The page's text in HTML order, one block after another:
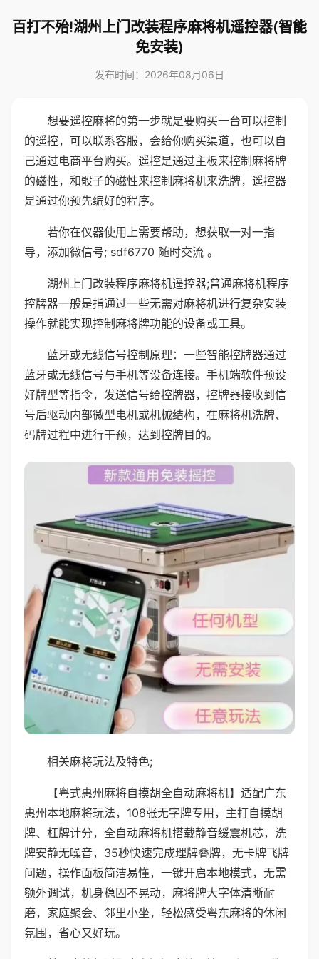
百打不殆!湖州上门改装程序麻将机遥控器(智能
免安装)
发布时间：2026年08月06日
想要遥控麻将的第一步就是要购买一台可以控制
的遥控，可以联系客服，会给你购买渠道，也可以自
己通过电商平台购买。遥控是通过主板来控制麻将牌
的磁性，和骰子的磁性来控制麻将机来洗牌，遥控器
是通过你预先编好的程序。
若你在仪器使用上需要帮助，想获取一对一指
导，添加微信号; sdf6770 随时交流 。
湖州上门改装程序麻将机遥控器;普通麻将机程序
控牌器一般是指通过一些无需对麻将机进行复杂安装
操作就能实现控制麻将牌功能的设备或工具。
蓝牙或无线信号控制原理：一些智能控牌器通过
蓝牙或无线信号与手机等设备连接。手机端软件预设
好牌型等指令，发送信号给控牌器，控牌器接收到信
号后驱动内部微型电机或机械结构，在麻将机洗牌、
码牌过程中进行干预，达到控牌目的。
相关麻将玩法及特色;
【粤式惠州麻将自摸胡全自动麻将机】适配广东
惠州本地麻将玩法，108张无字牌专用，主打自摸胡
牌、杠牌计分，全自动麻将机搭载静音缓震机芯，洗
牌安静无噪音，35秒快速完成理牌叠牌，无卡牌飞牌
问题，操作面板简洁易懂，一键开启本地模式，无需
额外调试，机身稳固不晃动，麻将牌大字体清晰耐
磨，家庭聚会、邻里小坐，轻松感受粤东麻将的休闲
氛围，省心又好玩。